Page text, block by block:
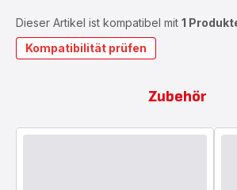
Dieser Artikel ist kompatibel mit 1
Kompatibilität prüfen
Zubehör